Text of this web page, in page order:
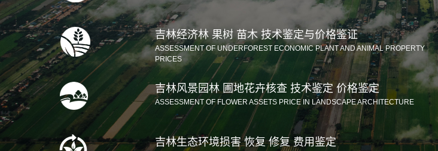
吉林经济林 果树 苗木 技术鉴定与价格鉴证
ASSESSMENT OF UNDERFOREST ECONOMIC PLANT AND ANIMAL PROPERTY
PRICES
吉林风景园林 圃地花卉核查 技术鉴定 价格鉴定
ASSESSMENT OF FLOWER ASSETS PRICE IN LANDSCAPE ARCHITECTURE
吉林生态环境损害 恢复 修复 费用鉴定